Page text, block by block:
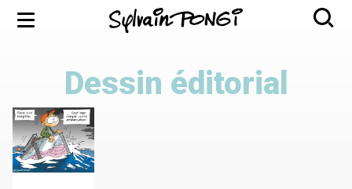
Aller
Menu
Dessin éditorial